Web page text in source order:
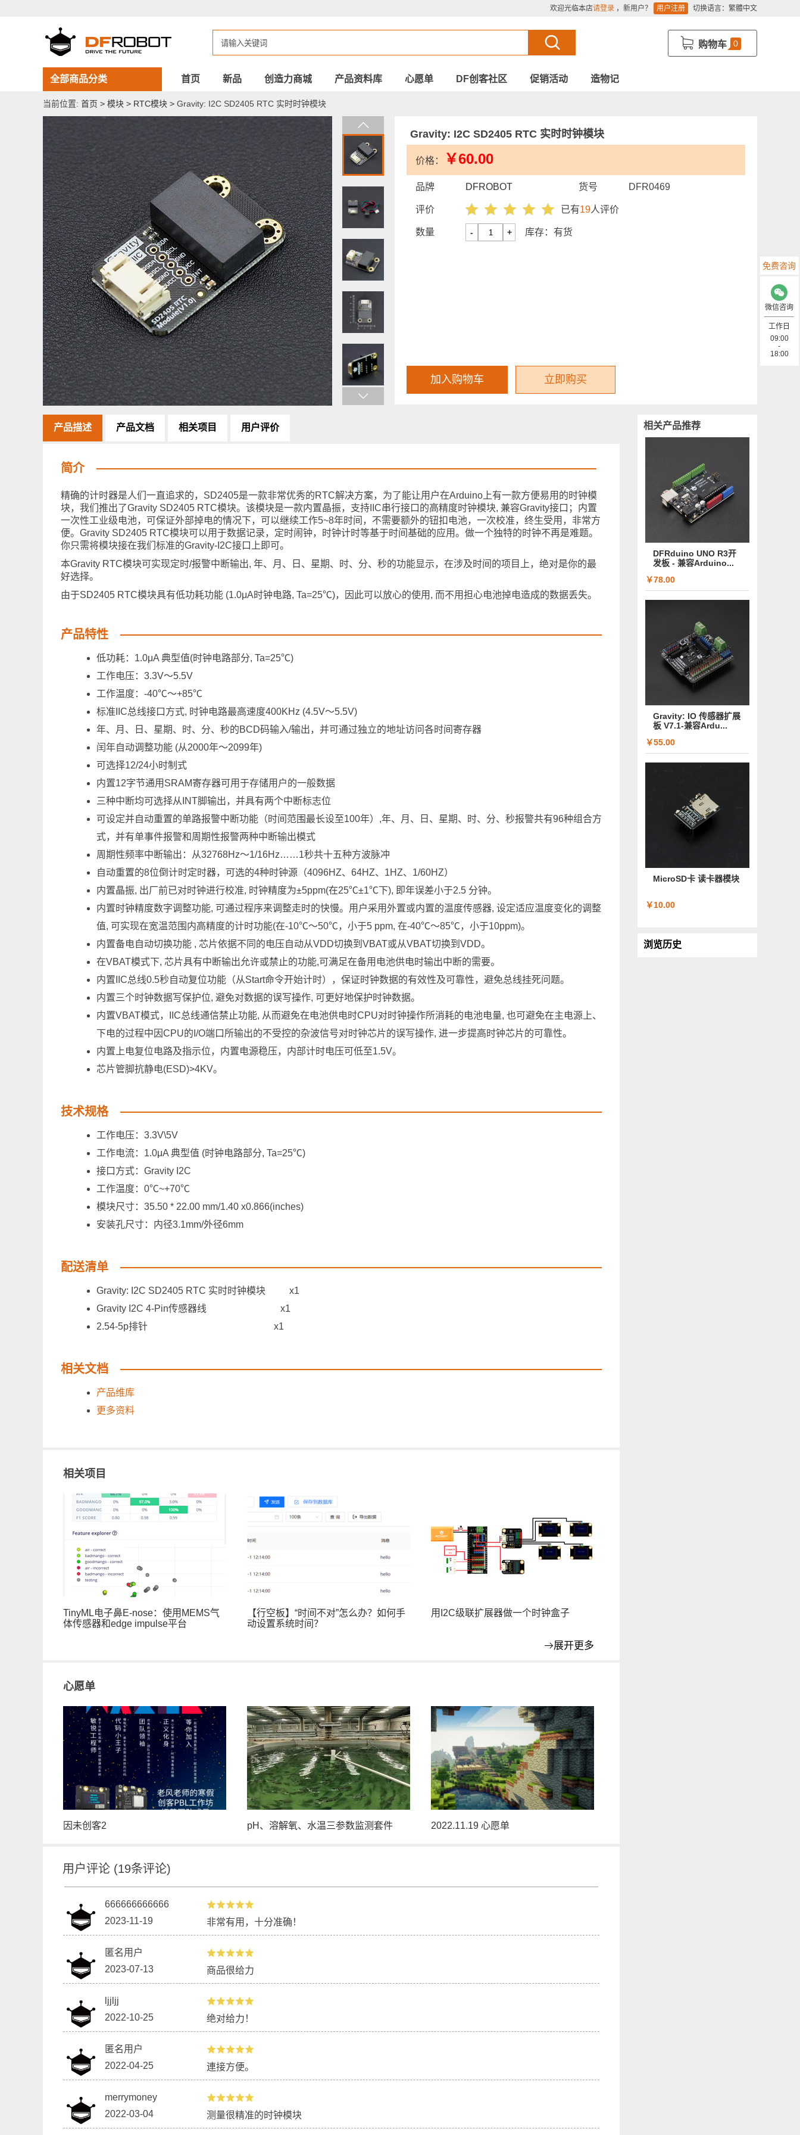
欢迎光临本店请登录 ，新用户？ 用户注册 切换语言： 繁體中文
购物车 0
全部商品分类 首页 新品 创造力商城 产品资料库 心愿单 DF创客社区 促销活动 造物记
当前位置: 首页 > 模块 > RTC模块 > Gravity: I2C SD2405 RTC 实时时钟模块
Gravity: I2C SD2405 RTC 实时时钟模块
价格： ￥60.00
品牌 DFROBOT 货号 DFR0469
评价 已有19人评价
数量 - + 库存： 有货
加入购物车 立即购买
产品描述 产品文档 相关项目 用户评价
简介
精确的计时器是人们一直追求的，SD2405是一款非常优秀的RTC解决方案，为了能让用户在Arduino上有一款方便易用的时钟模
块，我们推出了Gravity SD2405 RTC模块。该模块是一款内置晶振，支持IIC串行接口的高精度时钟模块, 兼容Gravity接口；内置
一次性工业级电池，可保证外部掉电的情况下，可以继续工作5~8年时间，不需要额外的钮扣电池，一次校准，终生受用，非常方
便。Gravity SD2405 RTC模块可以用于数据记录，定时闹钟，时钟计时等基于时间基础的应用。做一个独特的时钟不再是难题。
你只需将模块接在我们标准的Gravity-I2C接口上即可。
本Gravity RTC模块可实现定时/报警中断输出, 年、月、日、星期、时、分、秒的功能显示，在涉及时间的项目上，绝对是你的最
好选择。
由于SD2405 RTC模块具有低功耗功能 (1.0μA时钟电路, Ta=25℃)，因此可以放心的使用, 而不用担心电池掉电造成的数据丢失。
产品特性
低功耗：1.0μA 典型值(时钟电路部分, Ta=25℃)
工作电压：3.3V～5.5V
工作温度：-40℃～+85℃
标准IIC总线接口方式, 时钟电路最高速度400KHz (4.5V～5.5V)
年、月、日、星期、时、分、秒的BCD码输入/输出，并可通过独立的地址访问各时间寄存器
闰年自动调整功能 (从2000年～2099年)
可选择12/24小时制式
内置12字节通用SRAM寄存器可用于存储用户的一般数据
三种中断均可选择从INT脚输出，并具有两个中断标志位
可设定并自动重置的单路报警中断功能（时间范围最长设至100年）,年、月、日、星期、时、分、秒报警共有96种组合方
式，并有单事件报警和周期性报警两种中断输出模式
周期性频率中断输出：从32768Hz～1/16Hz……1秒共十五种方波脉冲
自动重置的8位倒计时定时器，可选的4种时钟源（4096HZ、64HZ、1HZ、1/60HZ）
内置晶振, 出厂前已对时钟进行校准, 时钟精度为±5ppm(在25℃±1℃下), 即年误差小于2.5 分钟。
内置时钟精度数字调整功能, 可通过程序来调整走时的快慢。用户采用外置或内置的温度传感器, 设定适应温度变化的调整
值, 可实现在宽温范围内高精度的计时功能(在-10℃～50℃，小于5 ppm, 在-40℃～85℃，小于10ppm)。
内置备电自动切换功能 , 芯片依据不同的电压自动从VDD切换到VBAT或从VBAT切换到VDD。
在VBAT模式下, 芯片具有中断输出允许或禁止的功能,可满足在备用电池供电时输出中断的需要。
内置IIC总线0.5秒自动复位功能（从Start命令开始计时），保证时钟数据的有效性及可靠性，避免总线挂死问题。
内置三个时钟数据写保护位, 避免对数据的误写操作, 可更好地保护时钟数据。
内置VBAT模式，IIC总线通信禁止功能, 从而避免在电池供电时CPU对时钟操作所消耗的电池电量, 也可避免在主电源上、
下电的过程中因CPU的I/O端口所输出的不受控的杂波信号对时钟芯片的误写操作, 进一步提高时钟芯片的可靠性。
内置上电复位电路及指示位，内置电源稳压，内部计时电压可低至1.5V。
芯片管脚抗静电(ESD)>4KV。
技术规格
工作电压：3.3V\5V
工作电流：1.0μA 典型值 (时钟电路部分, Ta=25℃)
接口方式：Gravity I2C
工作温度：0℃~+70℃
模块尺寸：35.50 * 22.00 mm/1.40 x0.866(inches)
安装孔尺寸：内径3.1mm/外径6mm
配送清单
Gravity: I2C SD2405 RTC 实时时钟模块 x1
Gravity I2C 4-Pin传感器线 x1
2.54-5p排针 x1
相关文档
产品维库
更多资料
相关项目
TinyML电子鼻E-nose：使用MEMS气
体传感器和edge impulse平台
【行空板】“时间不对”怎么办？如何手
动设置系统时间？
用I2C级联扩展器做一个时钟盒子
基于esp32的智能药盒 ESP8266之桌面时钟
展开更多
心愿单
因未创客2 pH、溶解氧、水温三参数监测套件 2022.11.19 心愿单
辅助模块
用户评论 (19条评论)
666666666666
2023-11-19
非常有用，十分准确！
匿名用户
2023-07-13
商品很给力
ljjljj
2022-10-25
绝对给力！
匿名用户
2022-04-25
連接方便。
merrymoney
2022-03-04
测量很精准的时钟模块
相关产品推荐
DFRduino UNO R3开
发板 - 兼容Arduino...
￥78.00
Gravity: IO 传感器扩展
板 V7.1-兼容Ardu...
￥55.00
MicroSD卡 读卡器模块
￥10.00
浏览历史
免费咨询
微信咨询
工作日
09:00
-
18:00